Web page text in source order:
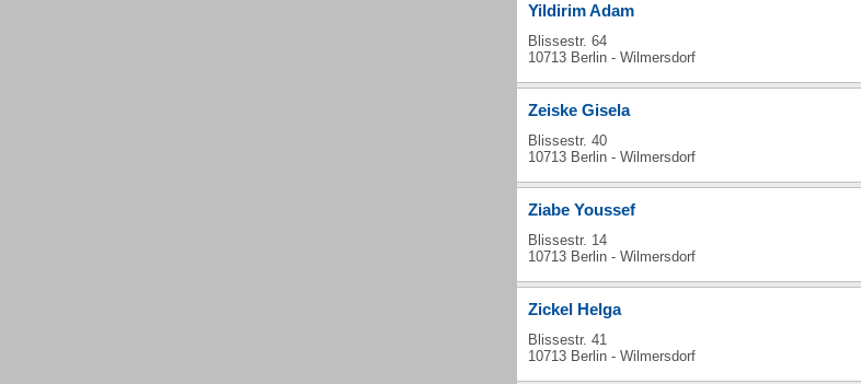
Yildirim Adam
Blissestr. 64
10713 Berlin - Wilmersdorf
Zeiske Gisela
Blissestr. 40
10713 Berlin - Wilmersdorf
Ziabe Youssef
Blissestr. 14
10713 Berlin - Wilmersdorf
Zickel Helga
Blissestr. 41
10713 Berlin - Wilmersdorf